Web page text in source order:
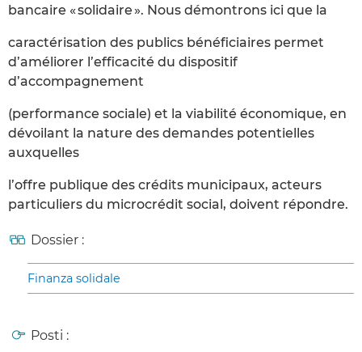
bancaire « solidaire ». Nous démontrons ici que la
caractérisation des publics bénéficiaires permet
d’améliorer l’efficacité du dispositif
d’accompagnement
(performance sociale) et la viabilité économique, en
dévoilant la nature des demandes potentielles
auxquelles
l’offre publique des crédits municipaux, acteurs
particuliers du microcrédit social, doivent répondre.
Dossier :
Finanza solidale
Posti :